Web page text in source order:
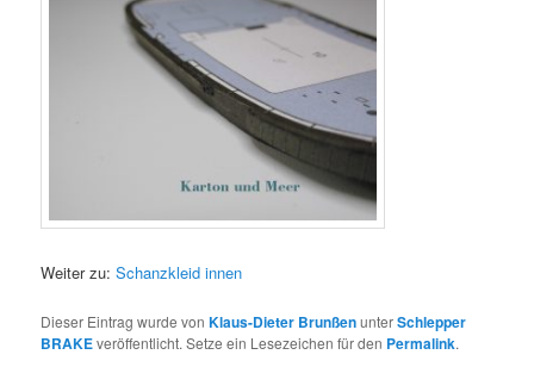
Weiter zu:Schanzkleid innen
Dieser Eintrag wurde vonKlaus-Dieter BrunßenunterSchlepper
BRAKEveröffentlicht. Setze ein Lesezeichen für den Permalink.